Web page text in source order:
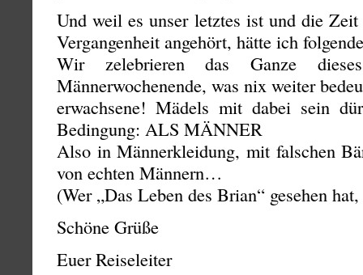
Und weil es unser letztes ist und die
Vergangenheit angehört, hätte ich
Wir zelebrieren das Ganze
Männerwochenende, was nix weiter
erwachsene! Mädels mit dabei sein
Bedingung: ALS MÄNNER
Also in Männerkleidung, mit falschen
von echten Männern…
(Wer „Das Leben des Brian“ gesehen
Schöne Grüße
Euer Reiseleiter